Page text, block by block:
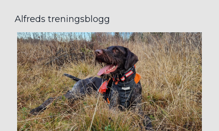
Alfreds treningsblogg